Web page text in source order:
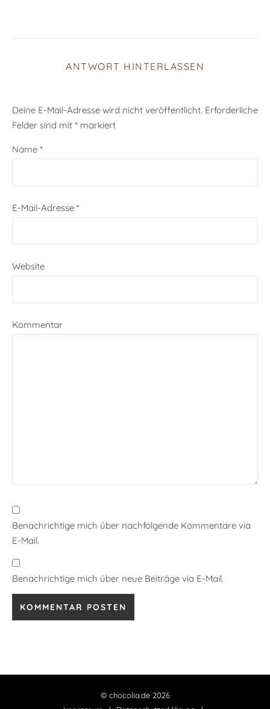
ANTWORT HINTERLASSEN
Deine E-Mail-Adresse wird nicht veröffentlicht. Erforderliche
Felder sind mit * markiert
Name *
E-Mail-Adresse *
Website
Kommentar
Benachrichtige mich über nachfolgende Kommentare via
E-Mail.
Benachrichtige mich über neue Beiträge via E-Mail.
© chocolia.de 2026